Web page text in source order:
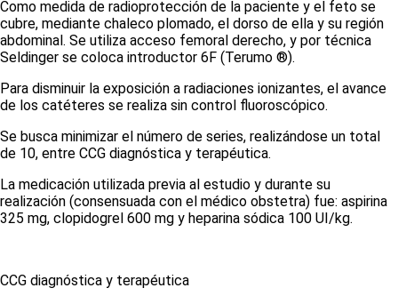
Como medida de radioprotección de la paciente y el feto se
cubre, mediante chaleco plomado, el dorso de ella y su región
abdominal. Se utiliza acceso femoral derecho, y por técnica
Seldinger se coloca introductor 6F (Terumo ®).
Para disminuir la exposición a radiaciones ionizantes, el avance
de los catéteres se realiza sin control fluoroscópico.
Se busca minimizar el número de series, realizándose un total
de 10, entre CCG diagnóstica y terapéutica.
La medicación utilizada previa al estudio y durante su
realización (consensuada con el médico obstetra) fue: aspirina
325 mg, clopidogrel 600 mg y heparina sódica 100 UI/kg.
CCG diagnóstica y terapéutica